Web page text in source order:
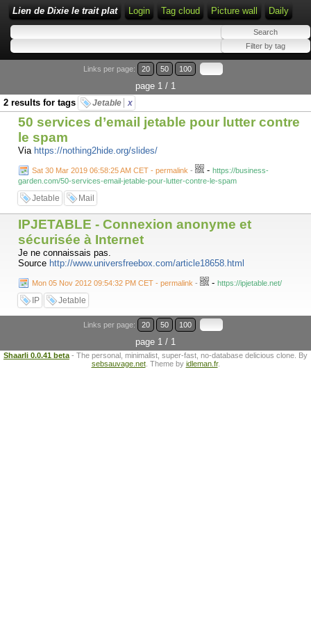
Lien de Dixie le trait plat Login Tag cloud Picture wall Daily
Links per page: 20 50 100
page 1 / 1
2 results for tags
Jetable x
50 services d’email jetable pour lutter contre
le spam
Via https://nothing2hide.org/slides/
Sat 30 Mar 2019 06:58:25 AM CET - permalink - - https://business-
garden.com/50-services-email-jetable-pour-lutter-contre-le-spam
Jetable Mail
IPJETABLE - Connexion anonyme et
sécurisée à Internet
Je ne connaissais pas.
Source http://www.universfreebox.com/article18658.html
Mon 05 Nov 2012 09:54:32 PM CET - permalink - - https://ipjetable.net/
IP Jetable
Links per page: 20 50 100
page 1 / 1
Shaarli 0.0.41 beta - The personal, minimalist, super-fast, no-database delicious clone. By
sebsauvage.net. Theme by idleman.fr.